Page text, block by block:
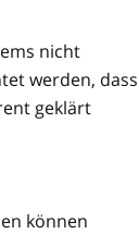
nicht
werden, dass
geklärt
können